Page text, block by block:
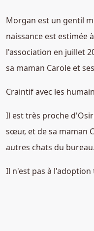
Morgan est un gentil
naissance est estimée
l'association en juillet
sa maman Carole et
Craintif avec les
Il est très proche
sœur, et de sa maman
autres chats du bureau.
Il n'est pas à